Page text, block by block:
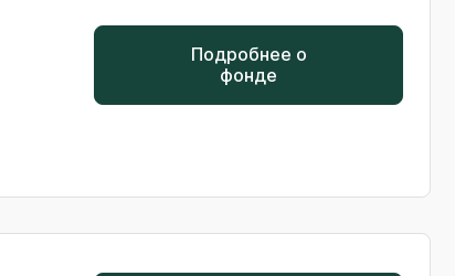
Подробнее о
фонде